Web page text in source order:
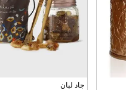
جاد لبان